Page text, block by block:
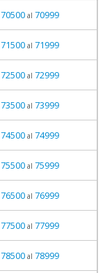
70500al 70999
71500al 71999
72500al 72999
73500al 73999
74500al 74999
75500al 75999
76500al 76999
77500al 77999
78500al 78999